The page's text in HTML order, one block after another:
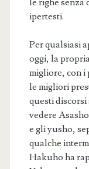
le righe senza
ipertesti.
Per qualsiasi
oggi, la
migliore, con i
le migliori
questi discorsi
vedere
e gli yusho,
qualche
Hakuho ha